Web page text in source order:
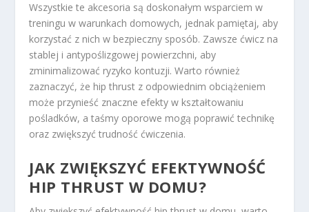
Wszystkie te akcesoria są doskonałym wsparciem w
treningu w warunkach domowych, jednak pamiętaj, aby
korzystać z nich w bezpieczny sposób. Zawsze ćwicz na
stablej i antypoślizgowej powierzchni, aby
zminimalizować ryzyko kontuzji. Warto również
zaznaczyć, że hip thrust z odpowiednim obciążeniem
może przynieść znaczne efekty w kształtowaniu
pośladków, a taśmy oporowe mogą poprawić technikę
oraz zwiększyć trudność ćwiczenia.
JAK ZWIĘKSZYĆ EFEKTYWNOŚĆ
HIP THRUST W DOMU?